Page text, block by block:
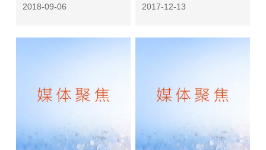
2018-09-06 2017-12-13